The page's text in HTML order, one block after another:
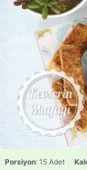
Porsiyon: 15 Adet